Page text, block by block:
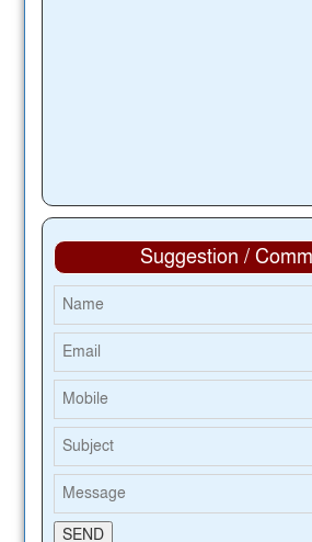
Suggestion /